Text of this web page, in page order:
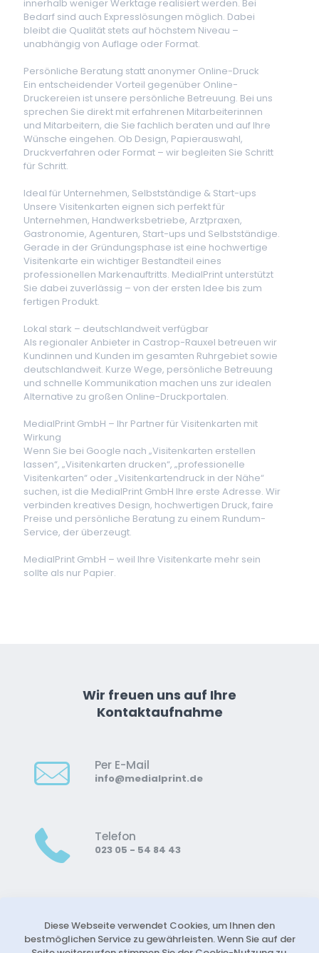
innerhalb weniger Werktage realisiert werden. Bei
Bedarf sind auch Expresslösungen möglich. Dabei
bleibt die Qualität stets auf höchstem Niveau –
unabhängig von Auflage oder Format.
Persönliche Beratung statt anonymer Online-Druck
Ein entscheidender Vorteil gegenüber Online-
Druckereien ist unsere persönliche Betreuung. Bei uns
sprechen Sie direkt mit erfahrenen Mitarbeiterinnen
und Mitarbeitern, die Sie fachlich beraten und auf Ihre
Wünsche eingehen. Ob Design, Papierauswahl,
Druckverfahren oder Format – wir begleiten Sie Schritt
für Schritt.
Ideal für Unternehmen, Selbstständige & Start-ups
Unsere Visitenkarten eignen sich perfekt für
Unternehmen, Handwerksbetriebe, Arztpraxen,
Gastronomie, Agenturen, Start-ups und Selbstständige.
Gerade in der Gründungsphase ist eine hochwertige
Visitenkarte ein wichtiger Bestandteil eines
professionellen Markenauftritts. MedialPrint unterstützt
Sie dabei zuverlässig – von der ersten Idee bis zum
fertigen Produkt.
Lokal stark – deutschlandweit verfügbar
Als regionaler Anbieter in Castrop-Rauxel betreuen wir
Kundinnen und Kunden im gesamten Ruhrgebiet sowie
deutschlandweit. Kurze Wege, persönliche Betreuung
und schnelle Kommunikation machen uns zur idealen
Alternative zu großen Online-Druckportalen.
MedialPrint GmbH – Ihr Partner für Visitenkarten mit
Wirkung
Wenn Sie bei Google nach „Visitenkarten erstellen
lassen“, „Visitenkarten drucken“, „professionelle
Visitenkarten“ oder „Visitenkartendruck in der Nähe“
suchen, ist die MedialPrint GmbH Ihre erste Adresse. Wir
verbinden kreatives Design, hochwertigen Druck, faire
Preise und persönliche Beratung zu einem Rundum-
Service, der überzeugt.
MedialPrint GmbH – weil Ihre Visitenkarte mehr sein
sollte als nur Papier.
Wir freuen uns auf Ihre
Kontaktaufnahme
Per E-Mail
info@medialprint.de
Telefon
023 05 - 54 84 43
0176 3 2222 114
Diese Webseite verwendet Cookies, um Ihnen den
bestmöglichen Service zu gewährleisten. Wenn Sie auf der